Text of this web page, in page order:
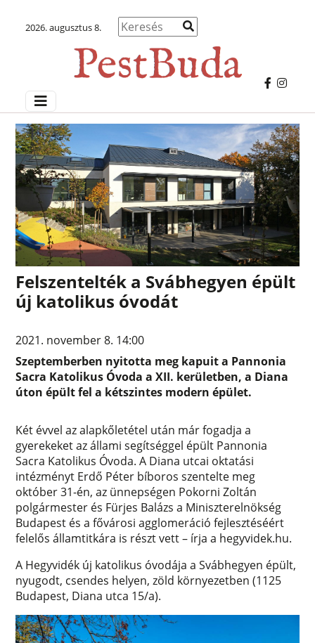
2026. augusztus 8.
Felszentelték a Svábhegyen épült
új katolikus óvodát
2021. november 8. 14:00
Szeptemberben nyitotta meg kapuit a Pannonia
Sacra Katolikus Óvoda a XII. kerületben, a Diana
úton épült fel a kétszintes modern épület.
Két évvel az alapkőletétel után már fogadja a
gyerekeket az állami segítséggel épült Pannonia
Sacra Katolikus Óvoda. A Diana utcai oktatási
intézményt Erdő Péter bíboros szentelte meg
október 31-én, az ünnepségen Pokorni Zoltán
polgármester és Fürjes Balázs a Miniszterelnökség
Budapest és a fővárosi agglomeráció fejlesztéséért
felelős államtitkára is részt vett – írja a hegyvidek.hu.
A Hegyvidék új katolikus óvodája a Svábhegyen épült,
nyugodt, csendes helyen, zöld környezetben (1125
Budapest, Diana utca 15/a).